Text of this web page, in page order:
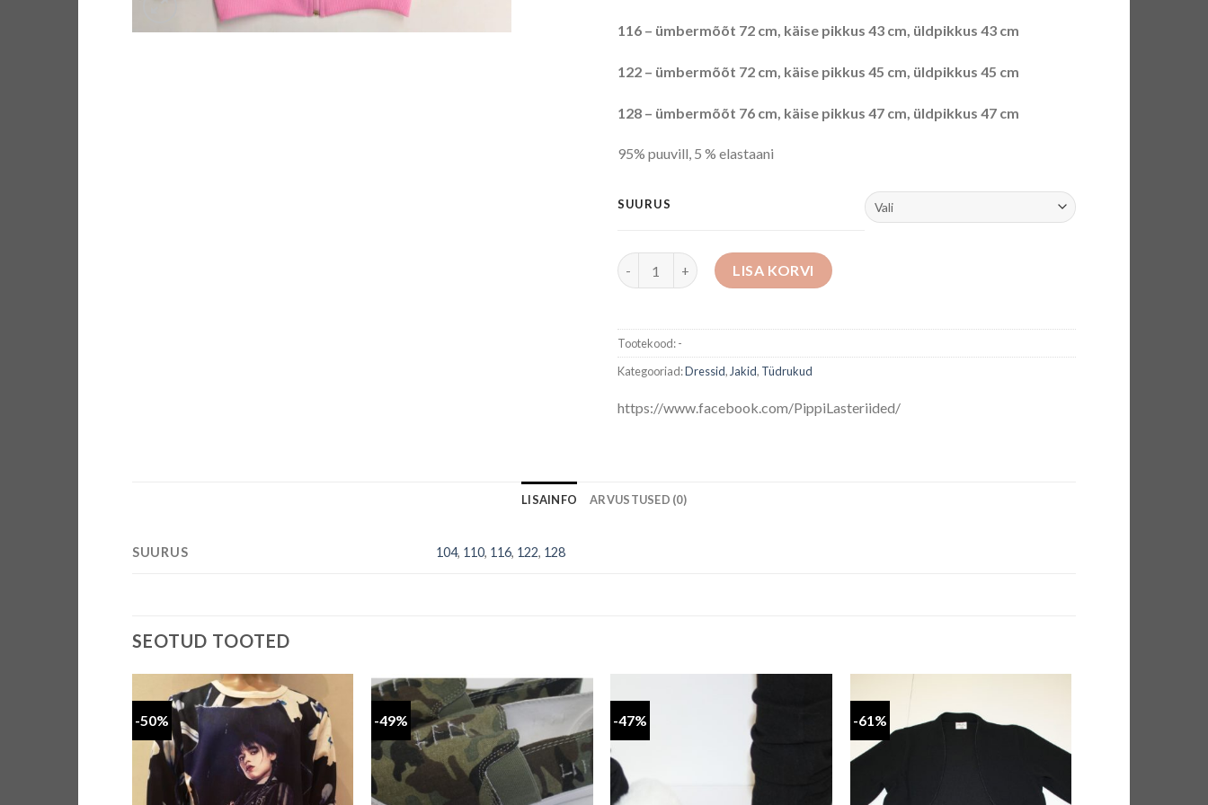
116 – ümbermõõt 72 cm, käise pikkus 43 cm, üldpikkus 43 cm
122 – ümbermõõt 72 cm, käise pikkus 45 cm, üldpikkus 45 cm
128 – ümbermõõt 76 cm, käise pikkus 47 cm, üldpikkus 47 cm
95% puuvill, 5 % elastaani
SUURUS
Jakk kogus LISA KORVI
Tootekood:-
Kategooriad:Dressid, Jakid, Tüdrukud
https://www.facebook.com/PippiLasteriided/
LISAINFO ARVUSTUSED (0)
SUURUS 104, 110, 116, 122, 128
SEOTUD TOOTED
-50% -49% -47% -61%